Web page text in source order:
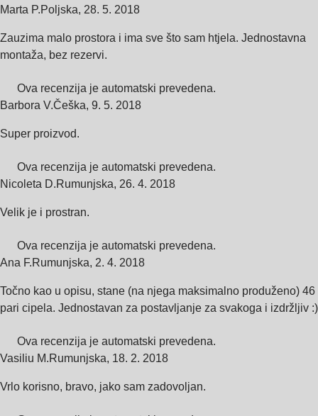
Marta P.Poljska, 28. 5. 2018
Zauzima malo prostora i ima sve što sam htjela. Jednostavna
montaža, bez rezervi.
Ova recenzija je automatski prevedena.
Barbora V.Češka, 9. 5. 2018
Super proizvod.
Ova recenzija je automatski prevedena.
Nicoleta D.Rumunjska, 26. 4. 2018
Velik je i prostran.
Ova recenzija je automatski prevedena.
Ana F.Rumunjska, 2. 4. 2018
Točno kao u opisu, stane (na njega maksimalno produženo) 46
pari cipela. Jednostavan za postavljanje za svakoga i izdržljiv :)
Ova recenzija je automatski prevedena.
Vasiliu M.Rumunjska, 18. 2. 2018
Vrlo korisno, bravo, jako sam zadovoljan.